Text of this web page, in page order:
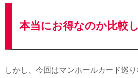
本当にお得なのか比較
しかし、今回はマンホールカード巡